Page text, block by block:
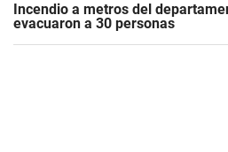
Incendio a metros del
evacuaron a 30 personas